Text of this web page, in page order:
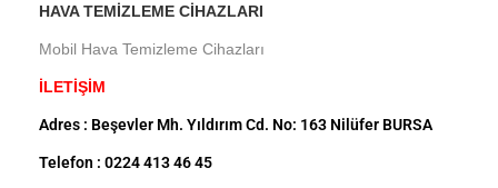
HAVA TEMIZLEME CIHAZLARI
Mobil Hava Temizleme Cihazları
İLETİŞİM
Adres : Beşevler Mh. Yıldırım Cd. No: 163 Nilüfer BURSA
Telefon : 0224 413 46 45